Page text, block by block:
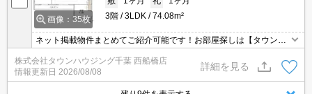
画像：35枚
3階
3LDK 74.08m²
ネット掲載物件まとめてご紹介可能です！お部屋探しは【タウンハ
ウジング】にお任せください！※オンライン内見・現地待ち合わせ
は事前にご相談ください。
株式会社タウンハウジング千葉 西船橋店
情報更新日 2026/08/08
詳細を見る